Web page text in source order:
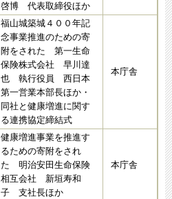
啓博 代表取締役ほか
福山城築城４００年記
念事業推進のための寄
附をされた 第一生命
保険株式会社 早川達
也 執行役員 西日本
第一営業本部長ほか・
同社と健康増進に関す
る連携協定締結式
本庁舎
健康増進事業を推進す
るための寄附をされ
た 明治安田生命保険
相互会社 新垣寿和
子 支社長ほか
本庁舎